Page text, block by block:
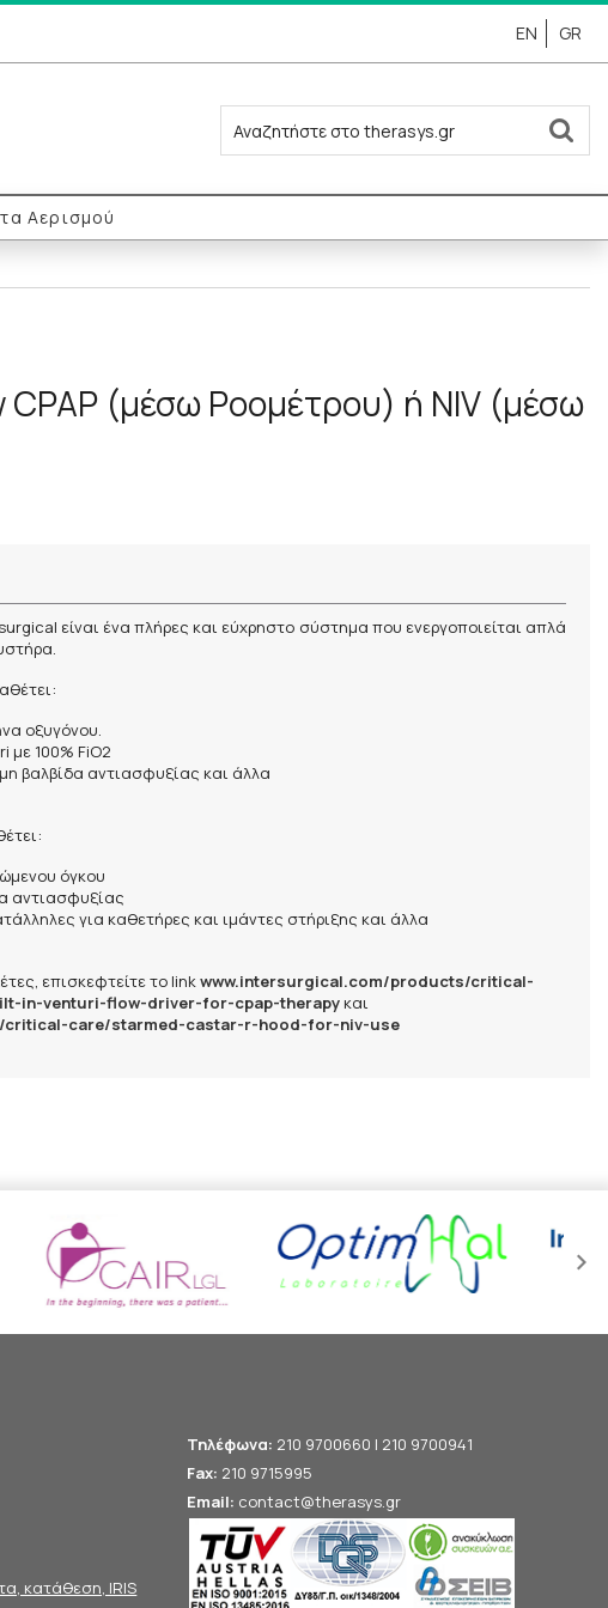
EN GR
Αερισμού
CPAP (μέσω Ροομέτρου) ή NIV (μέσω
είναι ένα πλήρες και εύχρηστο σύστημα που ενεργοποιείται απλά
οξυγόνου.
με 100% FiO2
βαλβίδα αντιασφυξίας και άλλα
όγκου
αντιασφυξίας
για καθετήρες και ιμάντες στήριξης και άλλα
επισκεφτείτε το linkwww.intersurgical.com/products/critical-
in-venturi-flow-driver-for-cpap-therapyκαι
critical-care/starmed-castar-r-hood-for-niv-use
κατάθεση, IRIS
Τηλέφωνα: 210 9700660 | 210 9700941
Fax: 210 9715995
Email: contact@therasys.gr